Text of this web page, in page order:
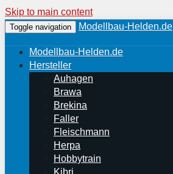
Skip to main content
Toggle navigation Modellbau-Helden.de
Modellbau-Helden.de
Hersteller
Auhagen
Brawa
Brekina
Faller
Fleischmann
Herpa
Hobbytrain
Kibri